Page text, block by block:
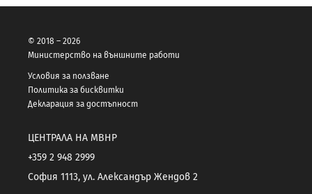
© 2018 – 2026
Министерство на външните работи
Условия за ползване
Политика за бисквитки
Декларация за достъпност
ЦЕНТРАЛА НА МВНР
+359 2 948 2999
София 1113, ул. Александър Жендов 2